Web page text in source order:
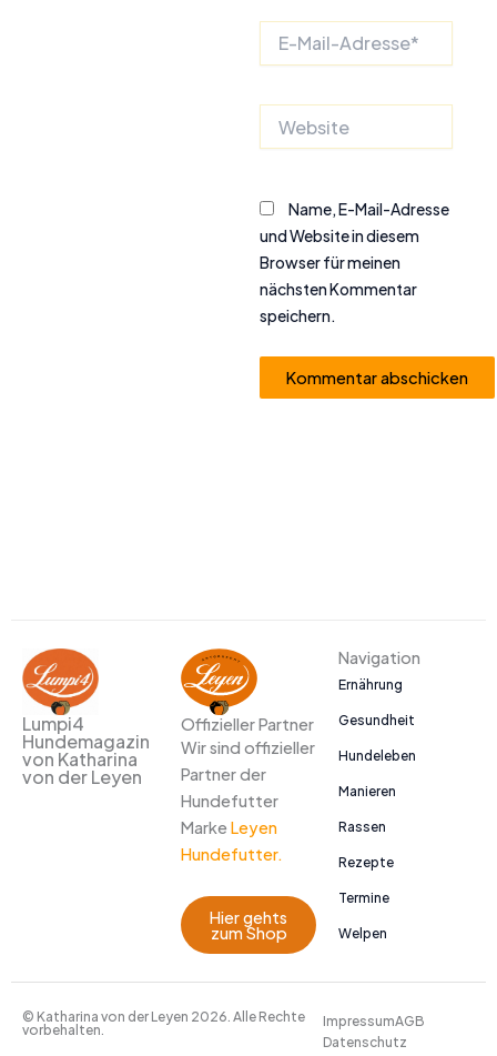
Mail-
Name, E-Mail-Adresse
und Website in diesem
Browser für meinen
nächsten Kommentar
speichern.
Lumpi4
Hundemagazin
von Katharina
von der Leyen
Offizieller Partner
Wir sind offizieller
Partner der
Hundefutter
Marke Leyen
Hundefutter.
Hier gehts
zum Shop
Navigation
Ernährung
Gesundheit
Hundeleben
Manieren
Rassen
Rezepte
Termine
Welpen
© Katharina von der Leyen 2026. Alle Rechte
vorbehalten.
ImpressumAGB
Datenschutz